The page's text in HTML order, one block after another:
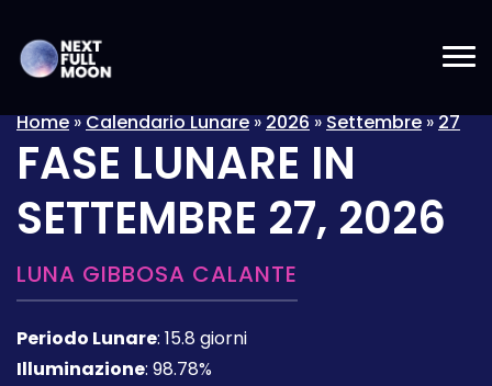
Home»Calendario Lunare»2026»Settembre»27
FASE LUNARE IN
SETTEMBRE 27, 2026
LUNA GIBBOSA CALANTE
Periodo Lunare: 15.8 giorni
Illuminazione: 98.78%